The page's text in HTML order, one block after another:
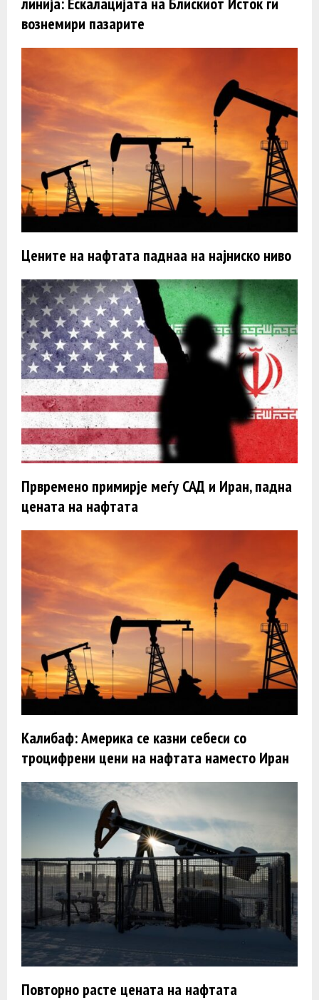
вознемири пазарите
Цените на нафтата паднаа на најниско ниво
Првремено примирје меѓу САД и Иран, падна
цената на нафтата
Калибаф: Америка се казни себеси со
троцифрени цени на нафтата наместо Иран
Повторно расте цената на нафтата